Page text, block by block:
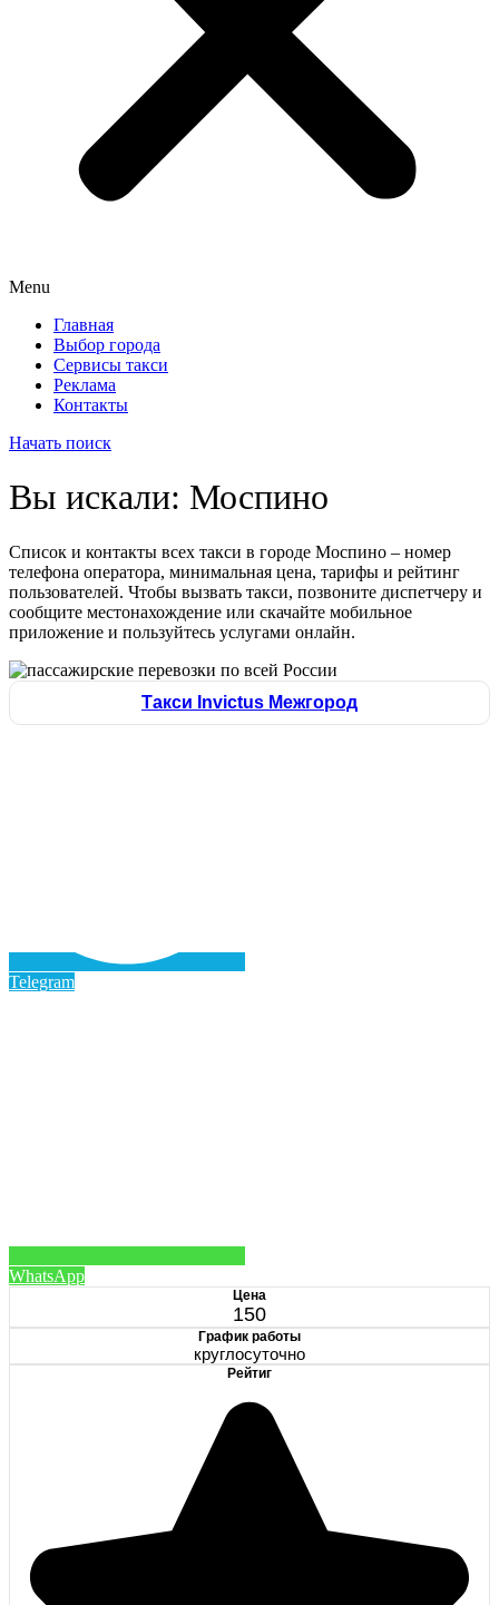
Menu
Главная
Выбор города
Сервисы такси
Реклама
Контакты
Начать поиск
Вы искали: Моспино
Список и контакты всех такси в городе Моспино – номер
телефона оператора, минимальная цена, тарифы и рейтинг
пользователей. Чтобы вызвать такси, позвоните диспетчеру и
сообщите местонахождение или скачайте мобильное
приложение и пользуйтесь услугами онлайн.
Такси Invictus Межгород
Telegram
WhatsApp
Цена
150
График работы
круглосуточно
Рейтиг